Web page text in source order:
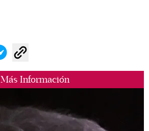
Más Información